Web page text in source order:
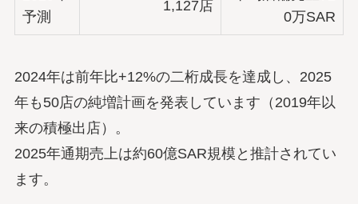
予測
1,127店
0万SAR
2024年は前年比+12%の二桁成長を達成し、2025
年も50店の純増計画を発表しています（2019年以
来の積極出店）。
2025年通期売上は約60億SAR規模と推計されてい
ます。